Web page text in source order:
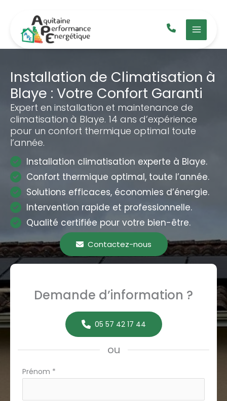
contenu
Installation de Climatisation à
Blaye : Votre Confort Garanti
Expert en installation et maintenance de
climatisation à Blaye. 14 ans d’expérience
pour un confort thermique optimal toute
l’année.
Installation climatisation experte à Blaye.
Confort thermique optimal, toute l’année.
Solutions efficaces, économies d’énergie.
Intervention rapide et professionnelle.
Qualité certifiée pour votre bien-être.
Contactez-nous
Demande d’information ?
05 57 42 17 44
ou
Formulaire
Prénom *